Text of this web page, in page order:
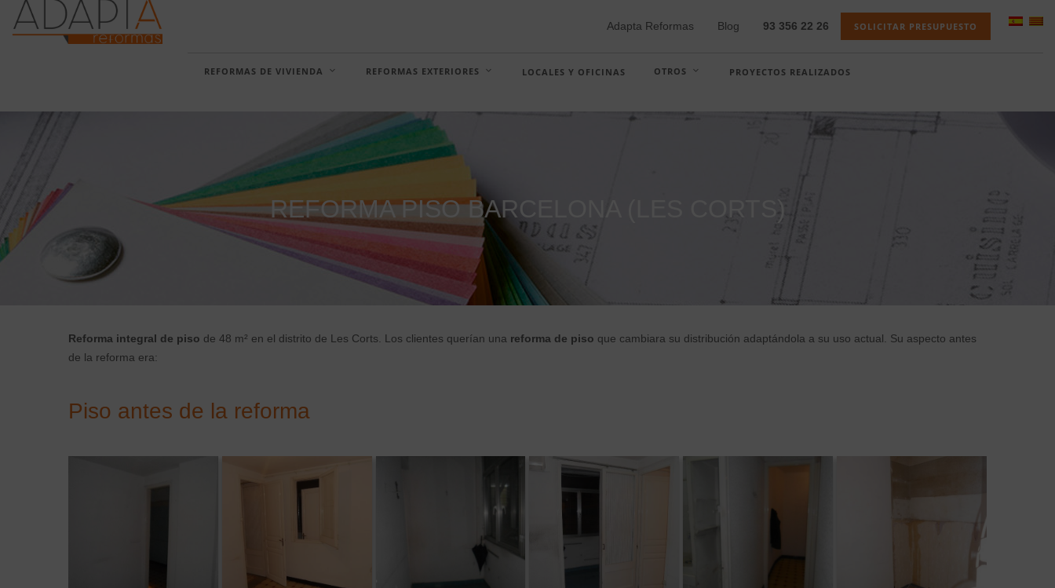
Adapta Reformas Blog 93 356 22 26 SOLICITAR PRESUPUESTO
REFORMAS DE VIVIENDA REFORMAS EXTERIORES LOCALES Y OFICINAS OTROS PROYECTOS REALIZADOS
REFORMA PISO BARCELONA (LES CORTS)
Reforma integral de piso de 48 m² en el distrito de Les Corts. Los clientes querían una reforma de piso que cambiara su distribución adaptándola a su uso actual. Su aspecto antes
de la reforma era:
Piso antes de la reforma